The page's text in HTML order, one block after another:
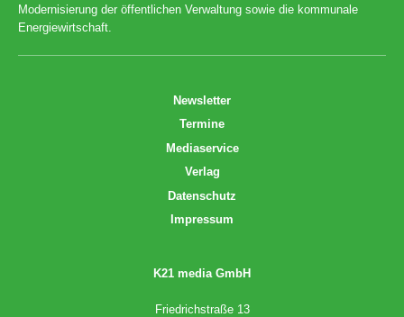
Modernisierung der öffentlichen Verwaltung sowie die kommunale
Energiewirtschaft.
Newsletter
Termine
Mediaservice
Verlag
Datenschutz
Impressum
K21 media GmbH
Friedrichstraße 13